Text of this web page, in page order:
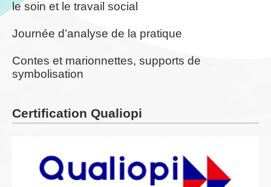
le soin et le travail social
Journée d’analyse de la pratique
Contes et marionnettes, supports de
symbolisation
Certification Qualiopi